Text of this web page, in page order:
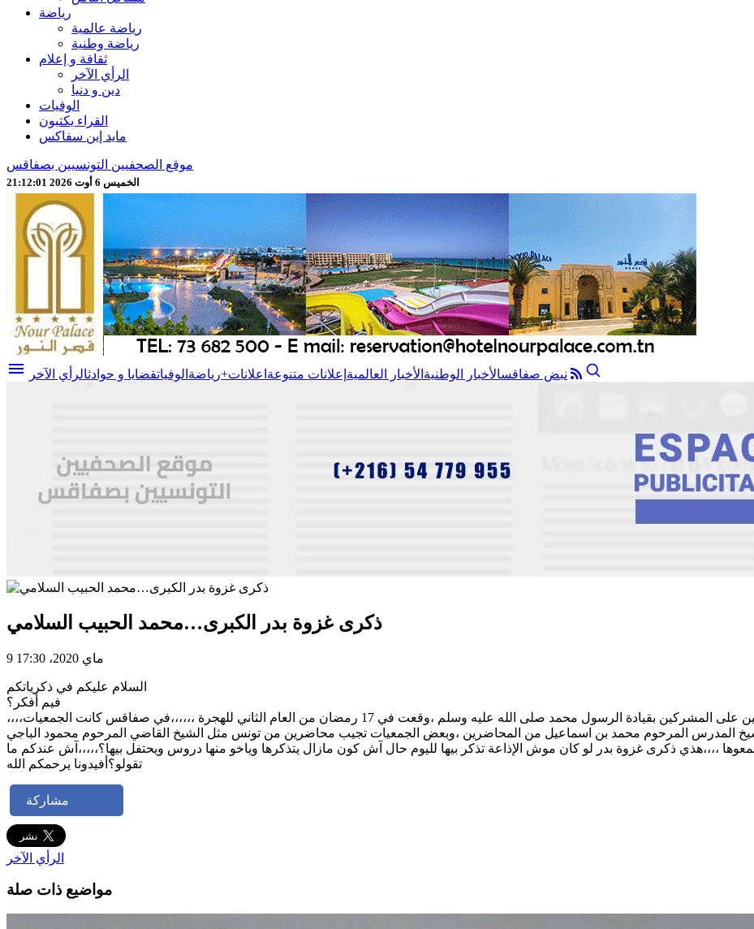
رياضة
رياضة عالمية
رياضة وطنية
ثقافة و إعلام
الرأي الآخر
دين و دنيا
الوفيات
القراء يكتبون
مايد إين سفاكس
موقع الصحفيين التونسيين بصفاقس
الخميس 6 أوت 2026 21:12:02
menu نبض صفاقسالأخبار الوطنية الأخبار العالمية إعلانات متنوعة اعلانات+رياضة الوفياتقضايا و حوادثالرأي الآخر
ذكرى غزوة بدر الكبرى…محمد الحبيب السلامي
9 ماي 2020، 17:30
السلام عليكم في ذكرياتكم
فيم أفكر؟
،،،،ذكرى غزوة بدر الكبرى،،،هذي الغزوة اللي انتصروافيهاالمسلمين على المشركين بقيادة الرسول محمد صلى الله عليه وسلم ،وقعت في 17 رمضان من العام الثاني للهجرة ،،،،،،في صفاقس كانت الجمعيات
الشيخ المدرس المرحوم محمد بن اسماعيل من المحاضرين ،وبعض الجمعيات تجيب محاضرين من تونس مثل الشيخ القاضي المرحوم محمود الباجي
،،،،هذي ذكرى غزوة بدر لو كان موش الإذاعة تذكر بيها لليوم حال آش كون مازال يتذكرها وياخو منها دروس ويحتفل بيها؟،،،،،آش عندكم ما
تقولو؟أفيدونا يرحمكم الله
مشاركة
الرأي الآخر
مواضيع ذات صلة